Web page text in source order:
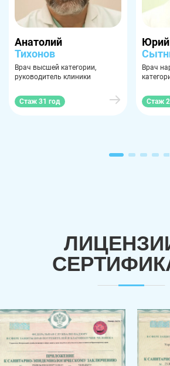
Анатолий
Тихонов
Врач высшей категории,
руководитель клиники
Стаж 31 год
Юрий
Врач
Стаж